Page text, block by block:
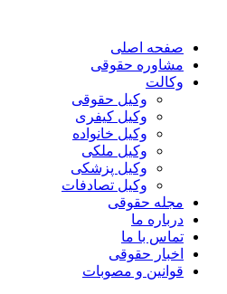
صفحه اصلی
مشاوره حقوقی
وکالت
وکیل حقوقی
وکیل کیفری
وکیل خانواده
وکیل ملکی
وکیل پزشکی
وکیل تصادفات
مجله حقوقی
درباره ما
تماس با ما
اخبار حقوقی
قوانین و مصوبات